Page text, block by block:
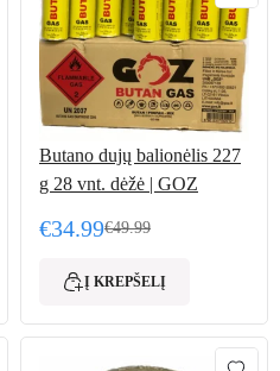
Butano dujų balionėlis 227
g 28 vnt. dėžė | GOZ
€49.99
Original price was:
€34.99
Current price is: €34.99.
Į KREPŠELĮ